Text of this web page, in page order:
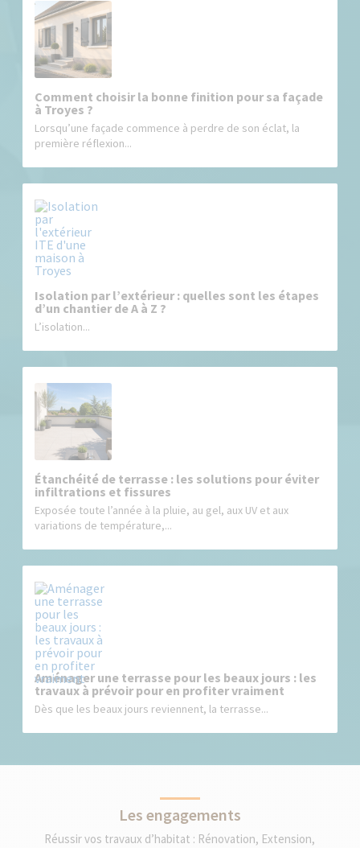
Comment choisir la bonne finition pour sa façade
à Troyes ?
Lorsqu’une façade commence à perdre de son éclat, la
première réflexion...
Isolation par l’extérieur : quelles sont les étapes
d’un chantier de A à Z ?
L’isolation...
Étanchéité de terrasse : les solutions pour éviter
infiltrations et fissures
Exposée toute l’année à la pluie, au gel, aux UV et aux
variations de température,...
Aménager une terrasse pour les beaux jours : les
travaux à prévoir pour en profiter vraiment
Dès que les beaux jours reviennent, la terrasse...
Les engagements
Réussir vos travaux d’habitat : Rénovation, Extension,